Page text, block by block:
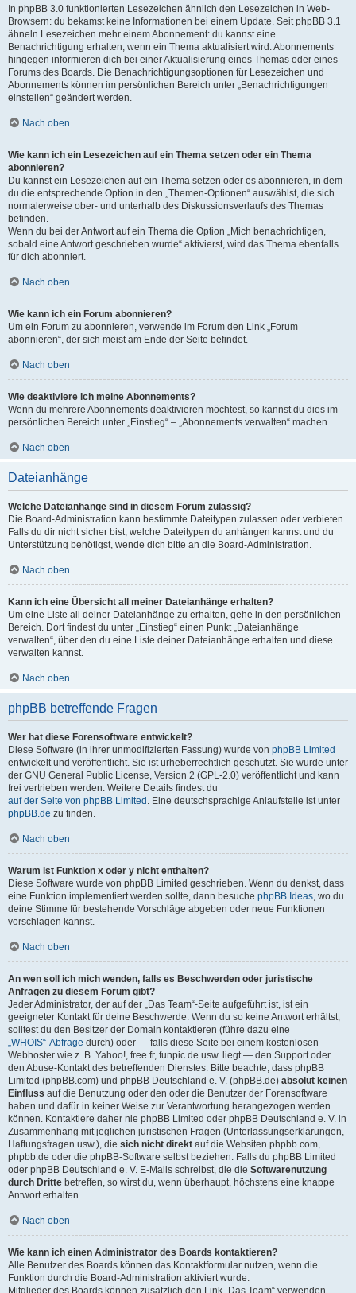
In phpBB 3.0 funktionierten Lesezeichen ähnlich den Lesezeichen in Web-
Browsern: du bekamst keine Informationen bei einem Update. Seit phpBB 3.1
ähneln Lesezeichen mehr einem Abonnement: du kannst eine
Benachrichtigung erhalten, wenn ein Thema aktualisiert wird. Abonnements
hingegen informieren dich bei einer Aktualisierung eines Themas oder eines
Forums des Boards. Die Benachrichtigungsoptionen für Lesezeichen und
Abonnements können im persönlichen Bereich unter „Benachrichtigungen
einstellen“ geändert werden.
Nach oben
Wie kann ich ein Lesezeichen auf ein Thema setzen oder ein Thema
abonnieren?
Du kannst ein Lesezeichen auf ein Thema setzen oder es abonnieren, in dem
du die entsprechende Option in den „Themen-Optionen“ auswählst, die sich
normalerweise ober- und unterhalb des Diskussionsverlaufs des Themas
befinden.
Wenn du bei der Antwort auf ein Thema die Option „Mich benachrichtigen,
sobald eine Antwort geschrieben wurde“ aktivierst, wird das Thema ebenfalls
für dich abonniert.
Nach oben
Wie kann ich ein Forum abonnieren?
Um ein Forum zu abonnieren, verwende im Forum den Link „Forum
abonnieren“, der sich meist am Ende der Seite befindet.
Nach oben
Wie deaktiviere ich meine Abonnements?
Wenn du mehrere Abonnements deaktivieren möchtest, so kannst du dies im
persönlichen Bereich unter „Einstieg“ – „Abonnements verwalten“ machen.
Nach oben
Dateianhänge
Welche Dateianhänge sind in diesem Forum zulässig?
Die Board-Administration kann bestimmte Dateitypen zulassen oder verbieten.
Falls du dir nicht sicher bist, welche Dateitypen du anhängen kannst und du
Unterstützung benötigst, wende dich bitte an die Board-Administration.
Nach oben
Kann ich eine Übersicht all meiner Dateianhänge erhalten?
Um eine Liste all deiner Dateianhänge zu erhalten, gehe in den persönlichen
Bereich. Dort findest du unter „Einstieg“ einen Punkt „Dateianhänge
verwalten“, über den du eine Liste deiner Dateianhänge erhalten und diese
verwalten kannst.
Nach oben
phpBB betreffende Fragen
Wer hat diese Forensoftware entwickelt?
Diese Software (in ihrer unmodifizierten Fassung) wurde von phpBB Limited
entwickelt und veröffentlicht. Sie ist urheberrechtlich geschützt. Sie wurde unter
der GNU General Public License, Version 2 (GPL-2.0) veröffentlicht und kann
frei vertrieben werden. Weitere Details findest du
auf der Seite von phpBB Limited . Eine deutschsprachige Anlaufstelle ist unter
phpBB.de zu finden.
Nach oben
Warum ist Funktion x oder y nicht enthalten?
Diese Software wurde von phpBB Limited geschrieben. Wenn du denkst, dass
eine Funktion implementiert werden sollte, dann besuche phpBB Ideas, wo du
deine Stimme für bestehende Vorschläge abgeben oder neue Funktionen
vorschlagen kannst.
Nach oben
An wen soll ich mich wenden, falls es Beschwerden oder juristische
Anfragen zu diesem Forum gibt?
Jeder Administrator, der auf der „Das Team“-Seite aufgeführt ist, ist ein
geeigneter Kontakt für deine Beschwerde. Wenn du so keine Antwort erhältst,
solltest du den Besitzer der Domain kontaktieren (führe dazu eine
„WHOIS“-Abfrage durch) oder — falls diese Seite bei einem kostenlosen
Webhoster wie z. B. Yahoo!, free.fr, funpic.de usw. liegt — den Support oder
den Abuse-Kontakt des betreffenden Dienstes. Bitte beachte, dass phpBB
Limited (phpBB.com) und phpBB Deutschland e. V. (phpBB.de) absolut keinen
Einfluss auf die Benutzung oder den oder die Benutzer der Forensoftware
haben und dafür in keiner Weise zur Verantwortung herangezogen werden
können. Kontaktiere daher nie phpBB Limited oder phpBB Deutschland e. V. in
Zusammenhang mit jeglichen juristischen Fragen (Unterlassungserklärungen,
Haftungsfragen usw.), die sich nicht direkt auf die Websiten phpbb.com,
phpbb.de oder die phpBB-Software selbst beziehen. Falls du phpBB Limited
oder phpBB Deutschland e. V. E-Mails schreibst, die die Softwarenutzung
durch Dritte betreffen, so wirst du, wenn überhaupt, höchstens eine knappe
Antwort erhalten.
Nach oben
Wie kann ich einen Administrator des Boards kontaktieren?
Alle Benutzer des Boards können das Kontaktformular nutzen, wenn die
Funktion durch die Board-Administration aktiviert wurde.
Mitglieder des Boards können zusätzlich den Link „Das Team“ verwenden.